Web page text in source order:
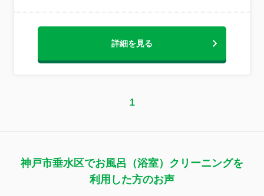
詳細を見る
1
神戸市垂水区でお風呂（浴室）クリーニングを
利用した方のお声